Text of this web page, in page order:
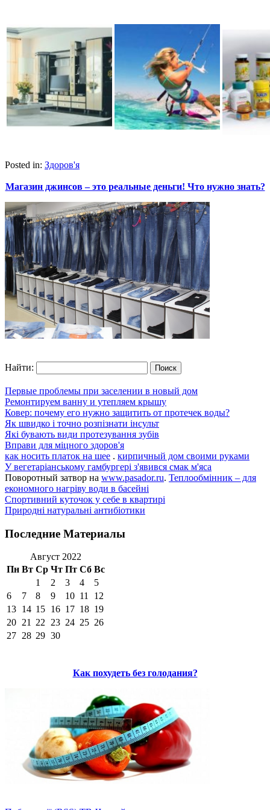
Posted in: Здоров'я
Магазин джинсов – это реальные деньги! Что нужно знать?
Найти:
Первые проблемы при заселении в новый дом
Ремонтируем ванну и утепляем крышу
Ковер: почему его нужно защитить от протечек воды?
Як швидко і точно розпізнати інсульт
Які бувають види протезування зубів
Вправи для міцного здоров'я
как носить платок на шее . кирпичный дом своими руками
У вегетаріанському гамбургері з'явився смак м'яса
Поворотный затвор на www.pasador.ru. Теплообмінник – для
економного нагріву води в басейні
Спортивний куточок у себе в квартирі
Природні натуральні антибіотики
Последние Материалы
Август 2022
Пн Вт Ср Чт Пт Сб Вс
1
2 3 4
5
6
7 8 9 10 11
12
13 14 15 16 17 18 19
20 21 22 23 24 25 26
27 28 29 30
Как похудеть без голодания?